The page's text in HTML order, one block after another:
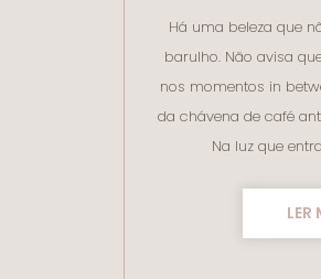
Há uma beleza que
barulho. Não avisa
nos momentos in
da chávena de café
Na luz que
LER